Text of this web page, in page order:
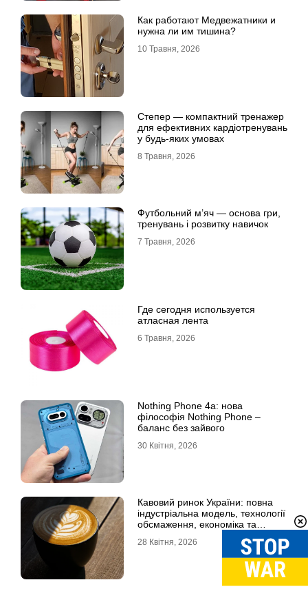
Как работают Медвежатники и
нужна ли им тишина?
10 Травня, 2026
Степер — компактний тренажер
для ефективних кардіотренувань
у будь-яких умовах
8 Травня, 2026
Футбольний м’яч — основа гри,
тренувань і розвитку навичок
7 Травня, 2026
Где сегодня используется
атласная лента
6 Травня, 2026
Nothing Phone 4a: нова
філософія Nothing Phone –
баланс без зайвого
30 Квітня, 2026
Кавовий ринок України: повна
індустріальна модель, технології
обсмаження, економіка та
28 Квітня, 2026